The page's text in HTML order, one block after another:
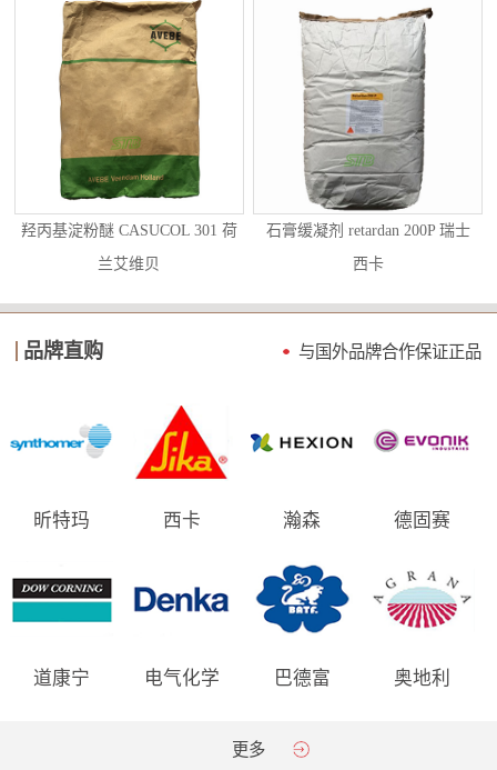
羟丙基淀粉醚 CASUCOL 301 荷
兰艾维贝
石膏缓凝剂 retardan 200P 瑞士
西卡
品牌直购 与国外品牌合作保证正品
昕特玛 西卡 瀚森 德固赛
道康宁 电气化学 巴德富 奥地利
更多